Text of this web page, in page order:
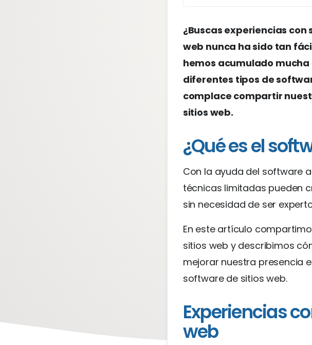
¿Buscas experiencias con
web nunca ha sido tan
hemos acumulado
diferentes tipos de
complace compartir
sitios web.
¿Qué es el
Con la ayuda del software
técnicas limitadas pueden
sin necesidad de ser
En este artículo
sitios web y describimos
mejorar nuestra presencia
software de sitios web.
Experiencias
web